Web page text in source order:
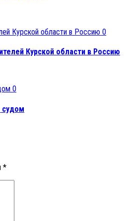
0
Курской области в Россию
0
судом
*